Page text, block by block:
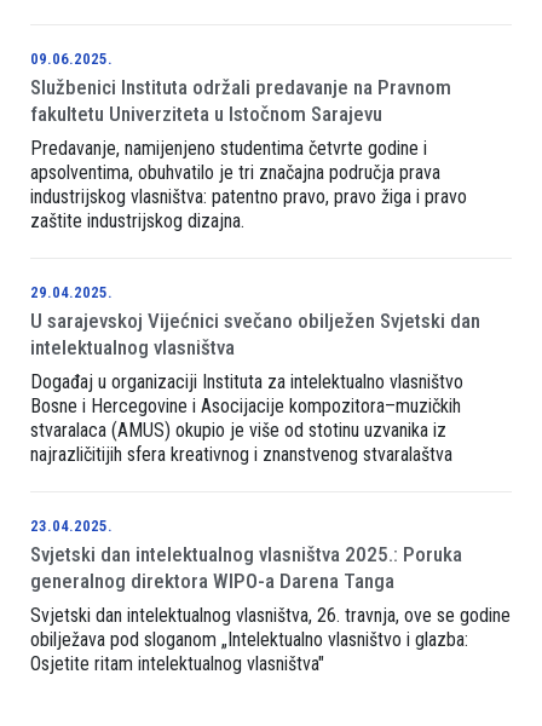
09.06.2025.
Službenici Instituta održali predavanje na Pravnom
fakultetu Univerziteta u Istočnom Sarajevu
Predavanje, namijenjeno studentima četvrte godine i
apsolventima, obuhvatilo je tri značajna područja prava
industrijskog vlasništva: patentno pravo, pravo žiga i pravo
zaštite industrijskog dizajna.
29.04.2025.
U sarajevskoj Vijećnici svečano obilježen Svjetski dan
intelektualnog vlasništva
Događaj u organizaciji Instituta za intelektualno vlasništvo
Bosne i Hercegovine i Asocijacije kompozitora–muzičkih
stvaralaca (AMUS) okupio je više od stotinu uzvanika iz
najrazličitijih sfera kreativnog i znanstvenog stvaralaštva
23.04.2025.
Svjetski dan intelektualnog vlasništva 2025.: Poruka
generalnog direktora WIPO-a Darena Tanga
Svjetski dan intelektualnog vlasništva, 26. travnja, ove se godine
obilježava pod sloganom „Intelektualno vlasništvo i glazba:
Osjetite ritam intelektualnog vlasništva"